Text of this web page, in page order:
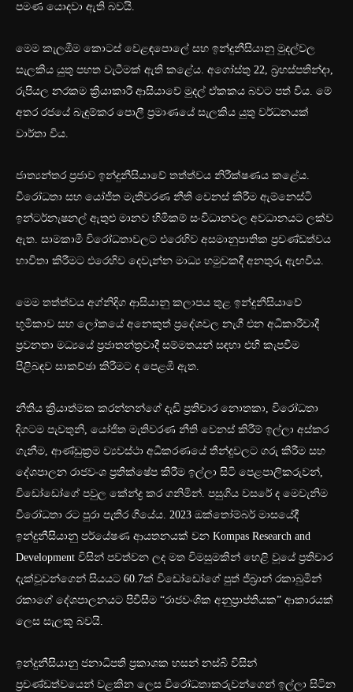
පමණ යොදවා ඇති බවයි.
මෙම කැලඹීම කොටස් වෙළඳපොලේ සහ ඉන්දුනීසියානු මුදල්වල
සැලකිය යුතු පහත වැටීමක් ඇති කළේය. අගෝස්තු 22, බ්‍රහස්පතින්දා,
රුපියල නරකම ක්‍රියාකාරී ආසියාවේ මුදල් ඒකකය බවට පත් විය. මේ
අතර රජයේ බැඳුම්කර පොලී ප්‍රමාණයේ සැලකිය යුතු වර්ධනයක්
වාර්තා විය.
ජාත්‍යන්තර ප්‍රජාව ඉන්දුනීසියාවේ තත්ත්වය නිරීක්ෂණය කළේය.
විරෝධතා සහ යෝජිත මැතිවරණ නීති වෙනස් කිරීම ඇම්නෙස්ටි
ඉන්ටර්නැෂනල් ඇතුළු මානව හිමිකම් සංවිධානවල අවධානයට ලක්ව
ඇත. සාමකාමී විරෝධතාවලට එරෙහිව අසමානුපාතික ප්‍රචණ්ඩත්වය
භාවිතා කිරීමට එරෙහිව දෙවැන්න මාධ්‍ය හමුවකදී අනතුරු ඇඟවීය.
මෙම තත්ත්වය අග්නිදිග ආසියානු කලාපය තුළ ඉන්දුනීසියාවේ
භූමිකාව සහ ලෝකයේ අනෙකුත් ප්‍රදේශවල නැගී එන අධිකාරීවාදී
ප්‍රවනතා මධ්‍යයේ ප්‍රජාතන්ත්‍රවාදී සම්මතයන් සඳහා එහි කැපවීම
පිළිබඳව සාකච්ඡා කිරීමට ද පෙළඹී ඇත.
නීතිය ක්‍රියාත්මක කරන්නන්ගේ දැඩි ප්‍රතිචාර නොතකා, විරෝධතා
දිගටම පැවතුනි, යෝජිත මැතිවරණ නීති වෙනස් කිරීම් ඉල්ලා අස්කර
ගැනීම, ආණ්ඩුක්‍රම ව්‍යවස්ථා අධිකරණයේ තීන්දුවලට ගරු කිරීම සහ
දේශපාලන රාජවංශ ප්‍රතික්ෂේප කිරීම ඉල්ලා සිටි පෙළපාලිකරුවන්,
විඩෝඩෝගේ පවුල කේන්ද්‍ර කර ගනිමින්. පසුගිය වසරේ ද මෙවැනිම
විරෝධතා රට පුරා පැතිර ගියේය. 2023 ඔක්තෝම්බර් මාසයේදී
ඉන්දුනීසියානු පර්යේෂණ ආයතනයක් වන Kompas Research and
Development විසින් පවත්වන ලද මත විමසුමකින් හෙළි වූයේ ප්‍රතිචාර
දැක්වූවන්ගෙන් සියයට 60.7ක් විඩෝඩෝගේ පුත් ජිබ්‍රාන් රකාබුමින්
රකාගේ දේශපාලනයට පිවිසීම “රාජවංශික අනුප්‍රාප්තියක” ආකාරයක්
ලෙස සැලකූ බවයි.
ඉන්දුනීසියානු ජනාධිපති ප්‍රකාශක හසන් නස්බි විසින්
ප්‍රචණ්ඩත්වයෙන් වළකින ලෙස විරෝධතාකරුවන්ගෙන් ඉල්ලා සිටින